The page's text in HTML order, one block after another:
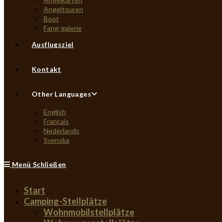
Angeltouren
Boot
Fang-galerie
Ausflugsziel
Kontakt
Other Languages
English
Français
Nederlands
Svenska
Menü Schließen
Start
Camping-Stellplätze
Wohnmobilstellplätze